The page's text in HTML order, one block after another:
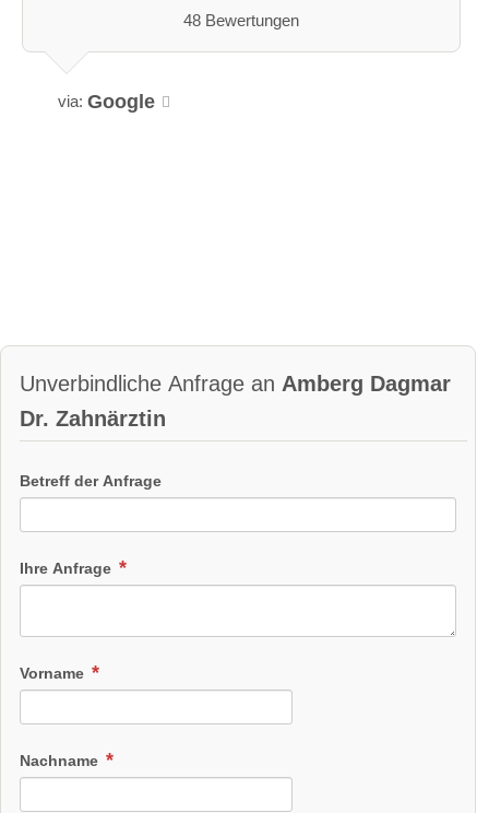
48 Bewertungen
via: Google
Unverbindliche Anfrage an Amberg Dagmar
Dr. Zahnärztin
Betreff der Anfrage
Ihre Anfrage
Vorname
Nachname